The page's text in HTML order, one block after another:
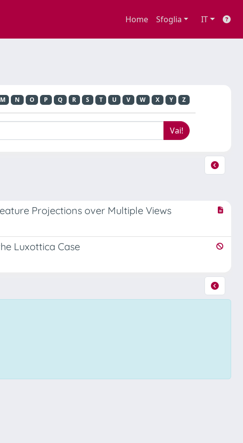
Home Sfoglia IT
M N O P Q R S T U V W X Y Z
Projections over Multiple Views
Luxottica Case